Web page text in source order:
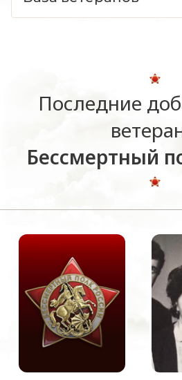
Последние
Бессмертный